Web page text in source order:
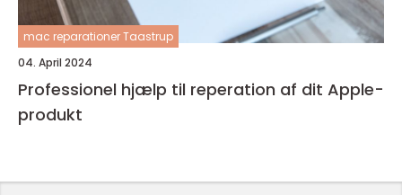
mac reparationer Taastrup
04. April 2024
Professionel hjælp til reperation af dit Apple-
produkt